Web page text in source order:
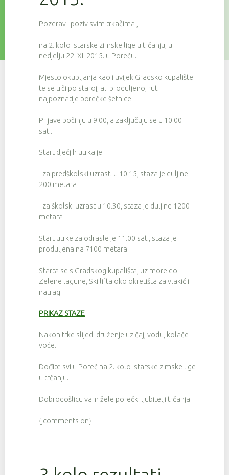
Pozdrav i poziv svim trkačima ,
na 2. kolo Istarske zimske lige u trčanju, u
nedjelju 22. XI. 2015. u Poreču.
Mjesto okupljanja kao i uvijek Gradsko kupalište
te se trči po staroj, ali produljenoj ruti
najpoznatije porečke šetnice.
Prijave počinju u 9.00, a zaključuju se u 10.00
sati.
Start dječjih utrka je:
- za predškolski uzrast u 10.15, staza je duljine
200 metara
- za školski uzrast u 10.30, staza je duljine 1200
metara
Start utrke za odrasle je 11.00 sati, staza je
produljena na 7100 metara.
Starta se s Gradskog kupališta, uz more do
Zelene lagune, Ski lifta oko okretišta za vlakić i
natrag.
PRIKAZ STAZE
Nakon trke slijedi druženje uz čaj, vodu, kolače i
voće.
Dođite svi u Poreč na 2. kolo Istarske zimske lige
u trčanju.
Dobrodošlicu vam žele porečki ljubitelji trčanja.
{jcomments on}